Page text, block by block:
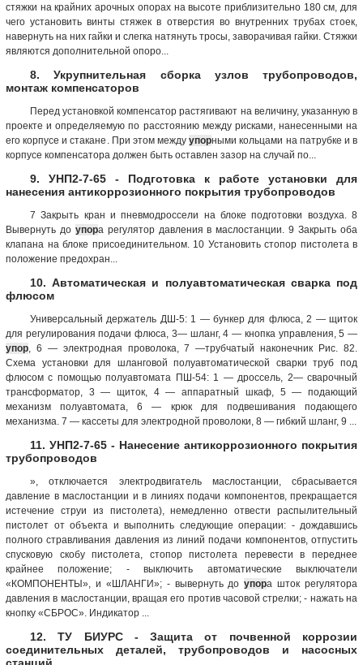
стяжки на крайних арочных опорах на высоте приблизительно 180 см, для
чего установить винты стяжек в отверстия во внутренних трубах стоек,
навернуть на них гайки и слегка натянуть тросы, заворачивая гайки. Стяжки
являются дополнительной опоро...
8. Укрупнительная сборка узлов трубопроводов,
монтаж компенсаторов
Перед установкой компенсатор растягивают на величину, указанную в
проекте и определяемую по расстоянию между рисками, нанесенными на
его корпусе и стакане. При этом междуупорными кольцами на патрубке и в
корпусе компенсатора должен быть оставлен зазор на случай по...
9. УНП2-7-65 - Подготовка к работе установки для
нанесения антикоррозионного покрытия трубопроводов
7 Закрыть кран и пневмодроссели на блоке подготовки воздуха. 8
Вывернуть до упора регулятор давления в маслостанции. 9 Закрыть оба
клапана на блоке присоединительном. 10 Установить стопор пистолета в
положение предохран...
10. Автоматическая и полуавтоматическая сварка под
флюсом
Универсальный держатель ДШ-5: 1 — бункер для флюса, 2 — щиток
для регулирования подачи флюса, 3— шланг, 4 — кнопка управления, 5 —
упор , 6 — электродная проволока, 7 —трубчатый наконечник Рис. 82.
Схема установки для шланговой полуавтоматической сварки труб под
флюсом с помощью полуавтомата ПШ-54: 1 — дроссель, 2— сварочный
трансформатор, 3 — щиток, 4 — аппаратный шкаф, 5 — подающий
механизм полуавтомата, 6 — крюк для подвешивания подающего
механизма. 7 — кассеты для электродной проволоки, 8 — гибкий шланг, 9 ...
11. УНП2-7-65 - Нанесение антикоррозионного покрытия
трубопроводов
», отключается электродвигатель маслостанции, сбрасывается
давление в маслостанции и в линиях подачи компонентов, прекращается
истечение струи из пистолета), немедленно отвести распылительный
пистолет от объекта и выполнить следующие операции: - дождавшись
полного стравливания давления из линий подачи компонентов, отпустить
спусковую скобу пистолета, стопор пистолета перевести в переднее
крайнее положение; - выключить автоматические выключатели
«КОМПОНЕНТЫ», и «ШЛАНГИ»; - вывернуть доупора шток регулятора
давления в маслостанции, вращая его против часовой стрелки; - нажать на
кнопку «СБРОС». Индикатор ...
12. ТУ БИУРС - Защита от почвенной коррозии
соединительных деталей, трубопроводов и насосных
станций